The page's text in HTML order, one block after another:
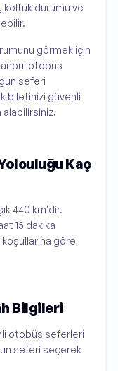
koltuk durumu ve
görmek için
otobüs
seferi
biletinizi güvenli
alabilirsiniz.
Kaç
440 km'dir.
15 dakika
göre
Bilgileri
otobüs seferleri
seferi seçerek